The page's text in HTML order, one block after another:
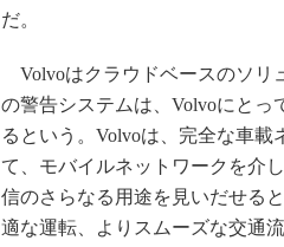
だ。
Volvoはクラウドベースのソリ
の警告システムは、Volvoにと
るという。Volvoは、完全な車
て、モバイルネットワークを介
信のさらなる用途を見いだせる
適な運転、よりスムーズな交通